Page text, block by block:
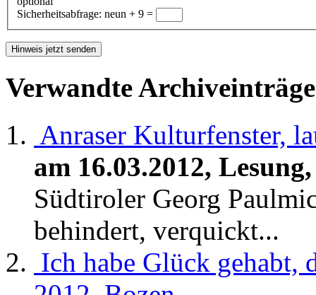
Sicherheitsabfrage: neun + 9 =
Verwandte
Anraser Kulturfenster,
am 16.03.2012,
Südtiroler Georg
behindert, verquickt...
Ich habe Glück gehabt,